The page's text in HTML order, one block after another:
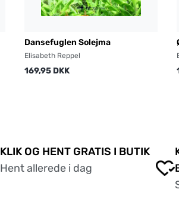
Dansefuglen Solejma
Elisabeth Reppel
169,95 DKK
KLIK OG HENT GRATIS I BUTIK
Hent allerede i dag